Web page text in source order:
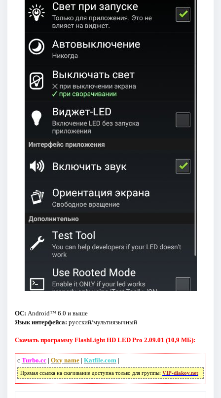
ОС: Android™ 6.0 и выше
Язык интерфейса: русский/мультиязычный
Скачать программу FlashLight HD LED Pro 2.09.01 (10,9 МБ):
с Turbo.cc| Oxy name| Katfile.com|
Прямая ссылка на скачивание доступна только для группы: VIP-diakov.net